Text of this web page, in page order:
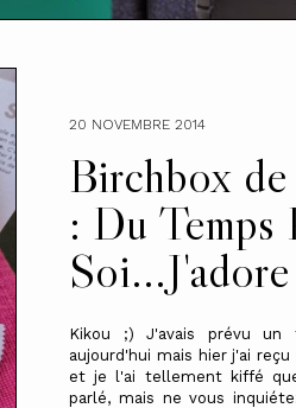
20 NOVEMBRE 2014
Birchbox
: Du Temps
Kikou ;) J'avais prévu
aujourd'hui mais hier j'ai
et je l'ai tellement kiffé
parlé, mais ne vous